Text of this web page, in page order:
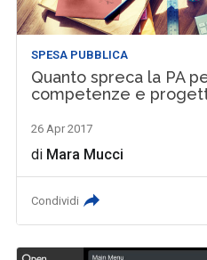
SPESA PUBBLICA
Quanto spreca la PA
competenze e
26 Apr 2017
di Mara Mucci
Condividi